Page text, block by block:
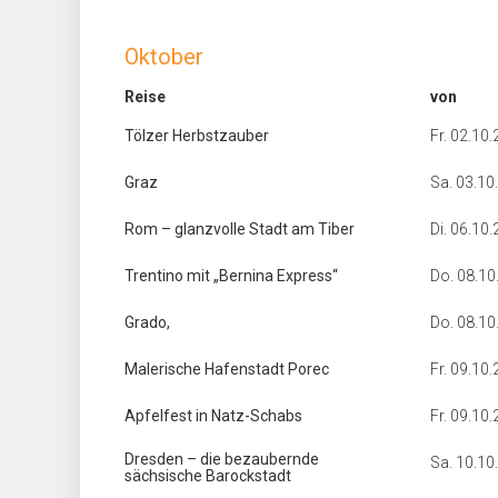
Oktober
Reise von
Tölzer Herbstzauber Fr.
Graz Sa.
Rom – glanzvolle Stadt am Tiber Di.
Trentino mit „Bernina Express“ Do.
Grado, Do.
Malerische Hafenstadt Porec Fr.
Apfelfest in Natz-Schabs Fr.
Dresden – die bezaubernde
sächsische Barockstadt
Sa.